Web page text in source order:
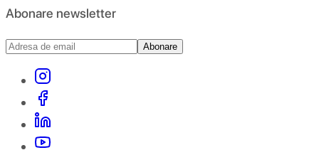
Abonare newsletter
Abonare